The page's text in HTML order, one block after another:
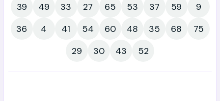
39
49 33 27 65 53 37 59
9
36
4 41 54 60 48 35 68
75
29
30 43 52